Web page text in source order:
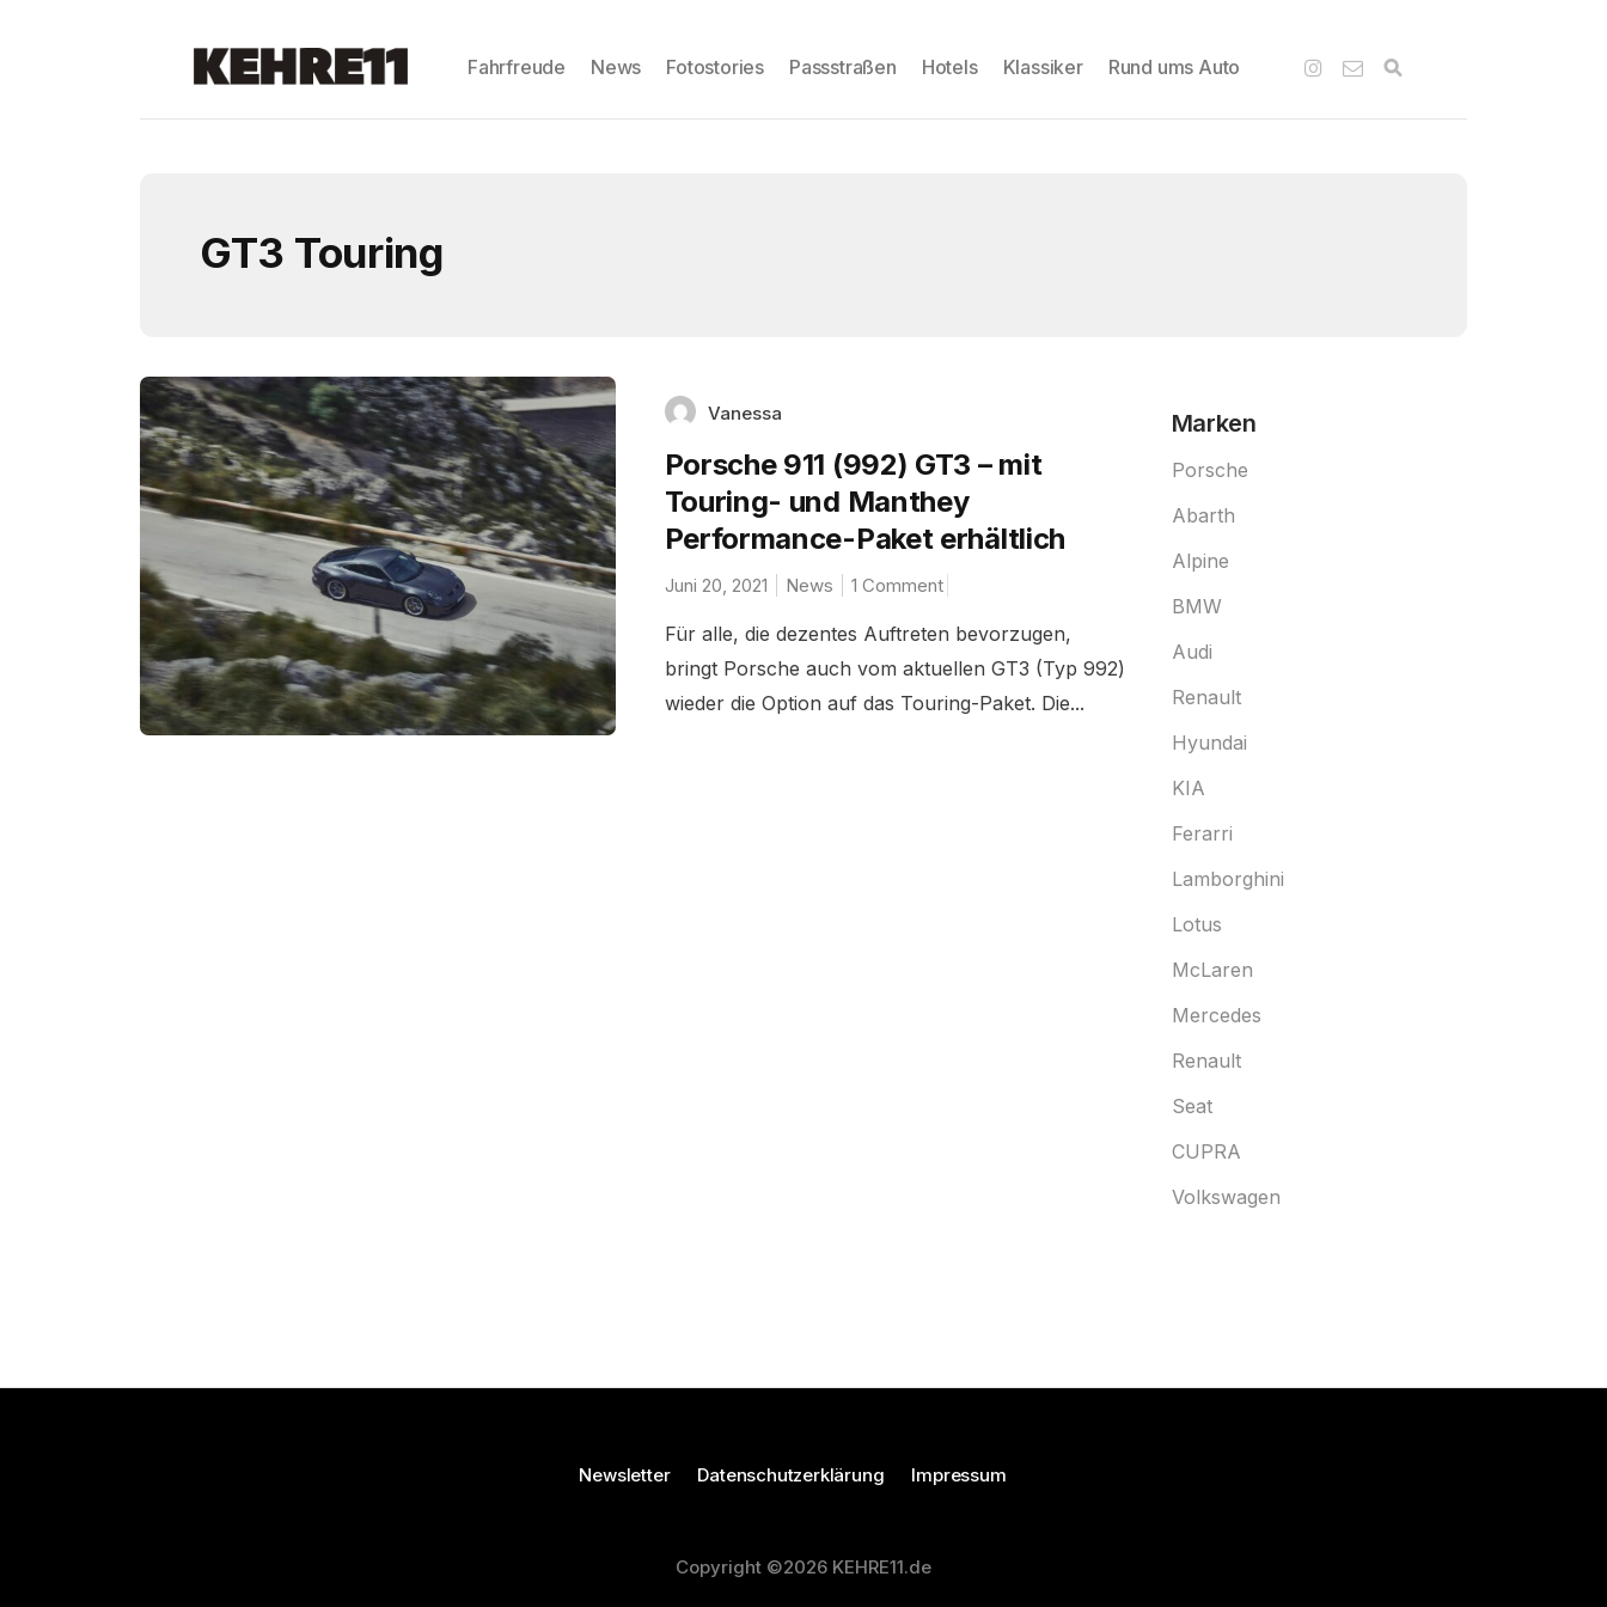
Fahrfreude News Fotostories Passstraßen Hotels Klassiker Rund ums Auto
GT3 Touring
Vanessa
Porsche 911 (992) GT3 – mit
Touring- und Manthey
Performance-Paket erhältlich
Juni 20, 2021 News 1 Comment
Für alle, die dezentes Auftreten bevorzugen,
bringt Porsche auch vom aktuellen GT3 (Typ 992)
wieder die Option auf das Touring-Paket. Die...
Marken
Porsche
Abarth
Alpine
BMW
Audi
Renault
Hyundai
KIA
Ferarri
Lamborghini
Lotus
McLaren
Mercedes
Renault
Seat
CUPRA
Volkswagen
Newsletter Datenschutzerklärung Impressum
Copyright ©2026 KEHRE11.de